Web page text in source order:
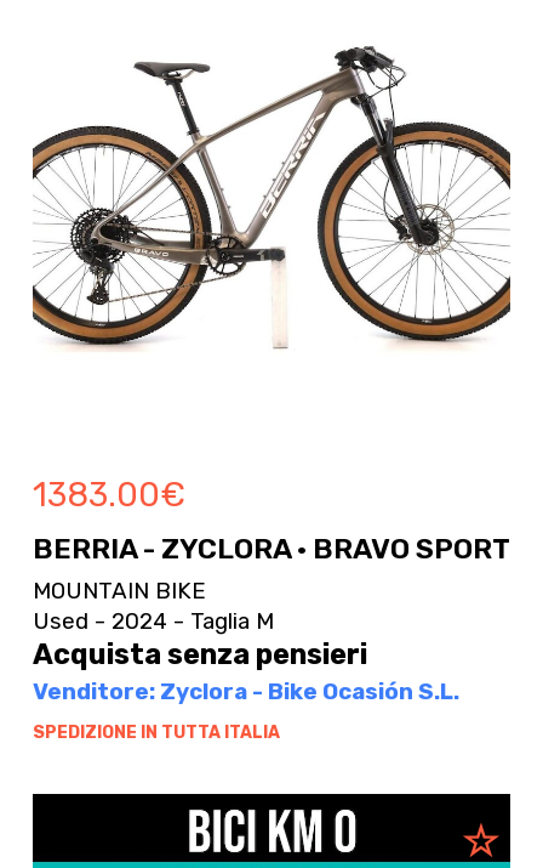
1383.00€
BERRIA - ZYCLORA · BRAVO SPORT
MOUNTAIN BIKE
Used - 2024 - Taglia M
Acquista senza pensieri
Venditore: Zyclora - Bike Ocasión S.L.
SPEDIZIONE IN TUTTA ITALIA